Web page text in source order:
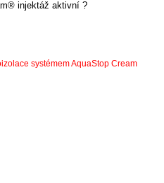
injektáž aktivní ?
systémem AquaStop Cream